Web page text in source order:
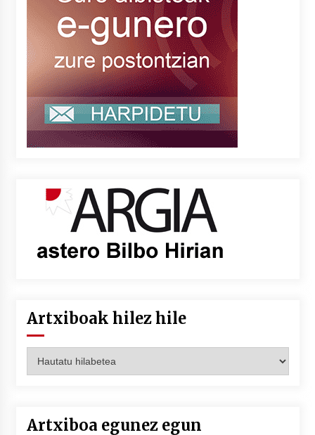
Artxiboak hilez hile
hilez
Artxiboa egunez egun